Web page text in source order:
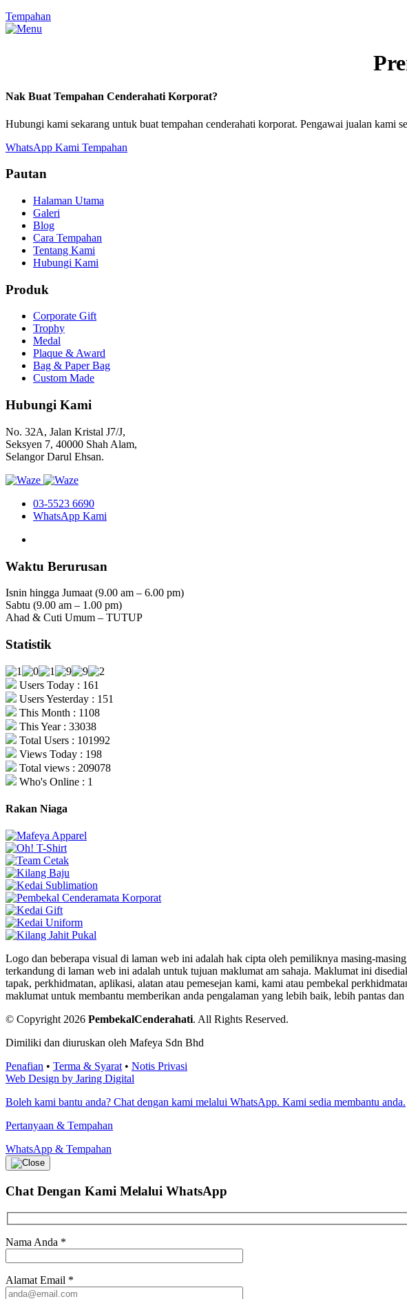
Tempahan
Nak Buat Tempahan Cenderahati Korporat?
Hubungi kami sekarang untuk buat tempahan cenderahati korporat. Pengawai jualan kami
WhatsApp Kami Tempahan
Pautan
Halaman Utama
Galeri
Blog
Cara Tempahan
Tentang Kami
Hubungi Kami
Produk
Corporate Gift
Trophy
Medal
Plaque & Award
Bag & Paper Bag
Custom Made
Hubungi Kami
No. 32A, Jalan Kristal J7/J,
Seksyen 7, 40000 Shah Alam,
Selangor Darul Ehsan.
03-5523 6690
WhatsApp Kami
Waktu Berurusan
Isnin hingga Jumaat (9.00 am – 6.00 pm)
Sabtu (9.00 am – 1.00 pm)
Ahad & Cuti Umum – TUTUP
Statistik
Users Today : 161
Users Yesterday : 151
This Month : 1108
This Year : 33038
Total Users : 101992
Views Today : 198
Total views : 209078
Who's Online : 1
Rakan Niaga
Logo dan beberapa visual di laman web ini adalah hak cipta oleh pemiliknya masing-
terkandung di laman web ini adalah untuk tujuan maklumat am sahaja. Maklumat ini
tapak, perkhidmatan, aplikasi, alatan atau pemesejan kami, kami atau pembekal
maklumat untuk membantu memberikan anda pengalaman yang lebih baik, lebih pantas
© Copyright 2026 PembekalCenderahati. All Rights Reserved.
Dimiliki dan diuruskan oleh Mafeya Sdn Bhd
Penafian • Terma & Syarat • Notis Privasi
Web Design by Jaring Digital
Boleh kami bantu anda? Chat dengan kami melalui WhatsApp. Kami sedia membantu anda.
Pertanyaan & Tempahan
WhatsApp & Tempahan
Chat Dengan Kami Melalui WhatsApp
Nama Anda *
Alamat Email *